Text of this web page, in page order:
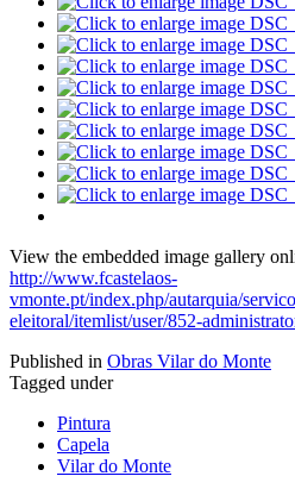
View the embedded image gallery
http://www.fcastelaos-
vmonte.pt/index.php/autarquia/
eleitoral/itemlist/user/852-
Published in Obras Vilar do Monte
Tagged under
Pintura
Capela
Vilar do Monte